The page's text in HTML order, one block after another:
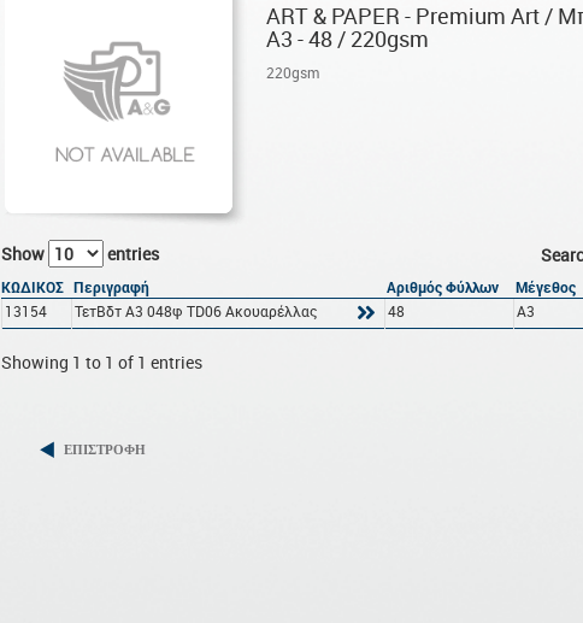
ART & PAPER - Premium Art /
Α3 - 48 / 220gsm
220gsm
Show entries
ΚΩΔΙΚΟΣ Περιγραφή Αριθμός Φύλλων Μέγεθος
13154
ΤετΒδτ A3 048φ TD06 Ακουαρέλλας 48 A3
Showing 1 to 1 of 1 entries
ΕΠΙΣΤΡΟΦΗ